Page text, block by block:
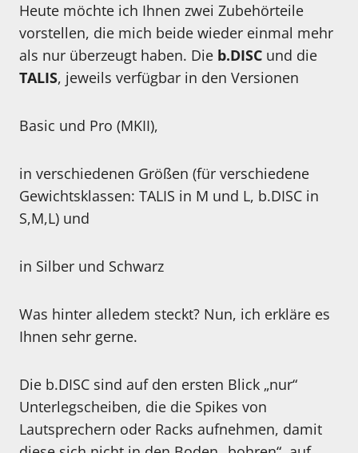
Heute möchte ich Ihnen zwei Zubehörteile
vorstellen, die mich beide wieder einmal mehr
als nur überzeugt haben. Die b.DISC und die
TALIS, jeweils verfügbar in den Versionen
Basic und Pro (MKII),
in verschiedenen Größen (für verschiedene
Gewichtsklassen: TALIS in M und L, b.DISC in
S,M,L) und
in Silber und Schwarz
Was hinter alledem steckt? Nun, ich erkläre es
Ihnen sehr gerne.
Die b.DISC sind auf den ersten Blick „nur“
Unterlegscheiben, die die Spikes von
Lautsprechern oder Racks aufnehmen, damit